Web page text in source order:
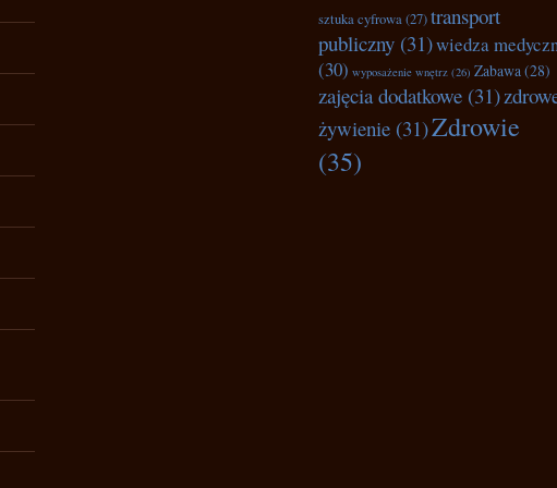
sztuka cyfrowa(27)transport
publiczny (31)wiedza
(30) wyposażenie wnętrz (26) Zabawa(28)
zajęcia dodatkowe (31)
żywienie (31)Zdrowie
(35)